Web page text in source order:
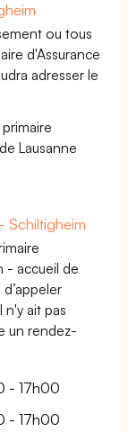
ou tous
d'Assurance
adresser le
Lausanne
Schiltigheim
- accueil de
n'y ait pas
un rendez-
- 17h00
- 17h00